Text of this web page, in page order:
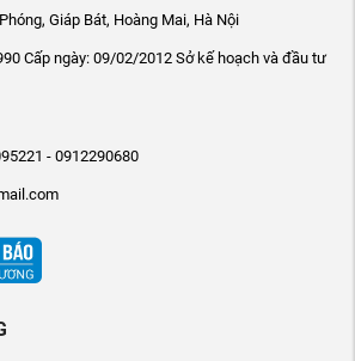
Giáp Bát, Hoàng Mai, Hà Nội
Cấp ngày: 09/02/2012 Sở kế hoạch và đầu tư
- 0912290680